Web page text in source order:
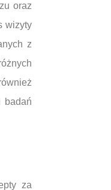
oraz
wizyty
z
badań
za